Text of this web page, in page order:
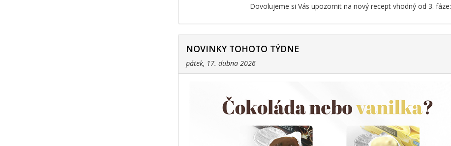
Dovolujeme si Vás upozornit na nový recept vhodný od 3. fáze:
NOVINKY TOHOTO TÝDNE
pátek, 17. dubna 2026